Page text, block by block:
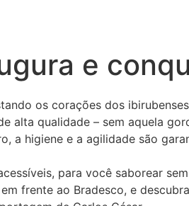
e
os corações dos
alta qualidade – sem aquela
a higiene e a agilidade são
para você saborear
frente ao Bradesco, e